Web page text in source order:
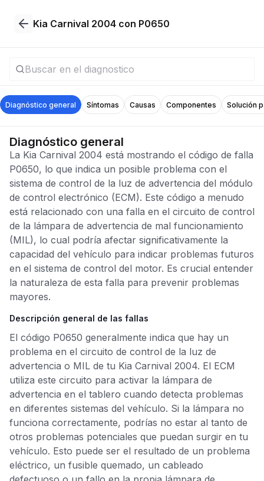
Kia Carnival 2004 con P0650
Diagnóstico general Síntomas Causas Componentes Solución
Diagnóstico general
La Kia Carnival 2004 está mostrando el código de falla
P0650, lo que indica un posible problema con el
sistema de control de la luz de advertencia del módulo
de control electrónico (ECM). Este código a menudo
está relacionado con una falla en el circuito de control
de la lámpara de advertencia de mal funcionamiento
(MIL), lo cual podría afectar significativamente la
capacidad del vehículo para indicar problemas futuros
en el sistema de control del motor. Es crucial entender
la naturaleza de esta falla para prevenir problemas
mayores.
Descripción general de las fallas
El código P0650 generalmente indica que hay un
problema en el circuito de control de la luz de
advertencia o MIL de tu Kia Carnival 2004. El ECM
utiliza este circuito para activar la lámpara de
advertencia en el tablero cuando detecta problemas
en diferentes sistemas del vehículo. Si la lámpara no
funciona correctamente, podrías no estar al tanto de
otros problemas potenciales que puedan surgir en tu
vehículo. Esto puede ser el resultado de un problema
eléctrico, un fusible quemado, un cableado